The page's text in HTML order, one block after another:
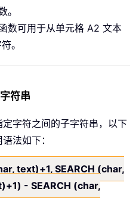
。
数可用于从单元格 A2 文本
。
符串
字符之间的子字符串，以下
法如下：
text)+1, SEARCH (char,
- SEARCH (char,